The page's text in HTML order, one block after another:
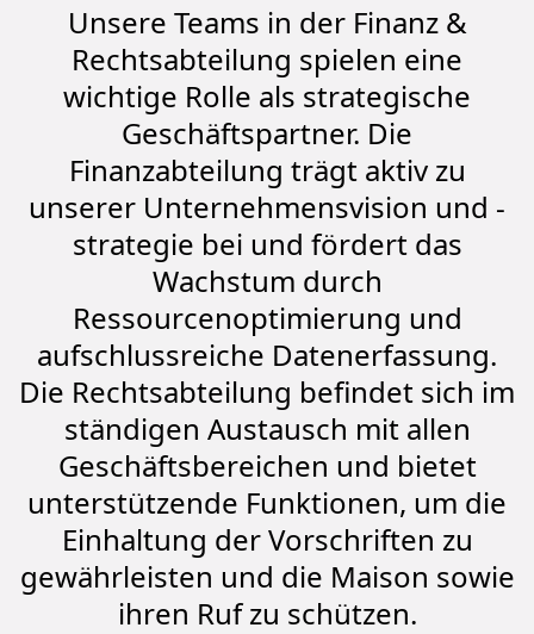
Unsere Teams in der Finanz &
Rechtsabteilung spielen eine
wichtige Rolle als strategische
Geschäftspartner. Die
Finanzabteilung trägt aktiv zu
unserer Unternehmensvision und -
strategie bei und fördert das
Wachstum durch
Ressourcenoptimierung und
aufschlussreiche Datenerfassung.
Die Rechtsabteilung befindet sich im
ständigen Austausch mit allen
Geschäftsbereichen und bietet
unterstützende Funktionen, um die
Einhaltung der Vorschriften zu
gewährleisten und die Maison sowie
ihren Ruf zu schützen.